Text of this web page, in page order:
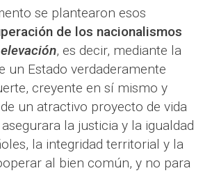
se plantearon esos
de los nacionalismos
, es decir, mediante la
un Estado verdaderamente
creyente en sí mismo y
un atractivo proyecto de vida
la justicia y la igualdad
la integridad territorial y la
al bien común, y no para